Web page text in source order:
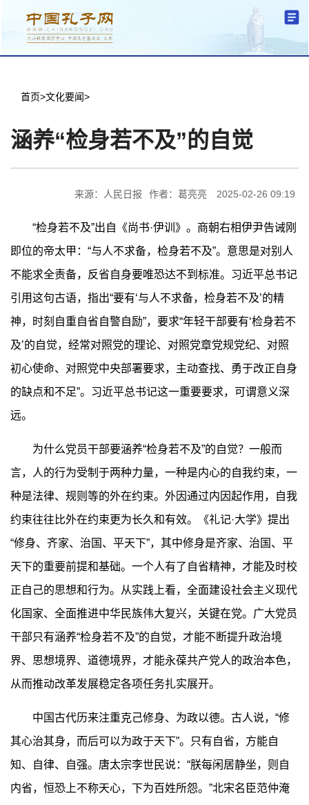
首页>文化要闻>
涵养“检身若不及”的自觉
来源：人民日报 作者：葛亮亮 2025-02-26 09:19
“检身若不及”出自《尚书·伊训》。商朝右相伊尹告诫刚
即位的帝太甲：“与人不求备，检身若不及”。意思是对别人
不能求全责备，反省自身要唯恐达不到标准。习近平总书记
引用这句古语，指出“要有‘与人不求备，检身若不及’的精
神，时刻自重自省自警自励”，要求“年轻干部要有‘检身若不
及’的自觉，经常对照党的理论、对照党章党规党纪、对照
初心使命、对照党中央部署要求，主动查找、勇于改正自身
的缺点和不足”。习近平总书记这一重要要求，可谓意义深
远。
为什么党员干部要涵养“检身若不及”的自觉？一般而
言，人的行为受制于两种力量，一种是内心的自我约束，一
种是法律、规则等的外在约束。外因通过内因起作用，自我
约束往往比外在约束更为长久和有效。《礼记·大学》提出
“修身、齐家、治国、平天下”，其中修身是齐家、治国、平
天下的重要前提和基础。一个人有了自省精神，才能及时校
正自己的思想和行为。从实践上看，全面建设社会主义现代
化国家、全面推进中华民族伟大复兴，关键在党。广大党员
干部只有涵养“检身若不及”的自觉，才能不断提升政治境
界、思想境界、道德境界，才能永葆共产党人的政治本色，
从而推动改革发展稳定各项任务扎实展开。
中国古代历来注重克己修身、为政以德。古人说，“修
其心治其身，而后可以为政于天下”。只有自省，方能自
知、自律、自强。唐太宗李世民说：“朕每闲居静坐，则自
内省，恒恐上不称天心，下为百姓所怨。”北宋名臣范仲淹